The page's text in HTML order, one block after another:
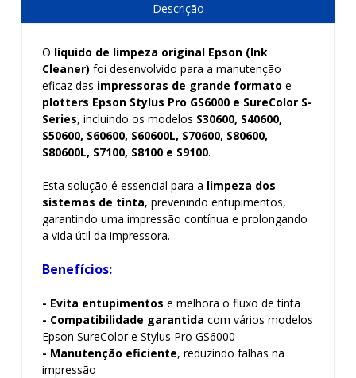
Descrição
O líquido de limpeza original Epson (Ink
Cleaner) foi desenvolvido para a manutenção
eficaz das impressoras de grande formato e
plotters Epson Stylus Pro GS6000 e SureColor S-
Series, incluindo os modelos S30600, S40600,
S50600, S60600, S60600L, S70600, S80600,
S80600L, S7100, S8100 e S9100.
Esta solução é essencial para a limpeza dos
sistemas de tinta, prevenindo entupimentos,
garantindo uma impressão contínua e prolongando
a vida útil da impressora.
Benefícios:
- Evita entupimentos e melhora o fluxo de tinta
- Compatibilidade garantida com vários modelos
Epson SureColor e Stylus Pro GS6000
- Manutenção eficiente, reduzindo falhas na
impressão